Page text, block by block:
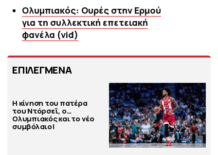
Ολυμπιακός: Ουρές στην Ερμού
για τη συλλεκτική επετειακή
φανέλα (vid)
ΕΠΙΛΕΓΜΕΝΑ
Η κίνηση του πατέρα
του Ντόρσεϊ, ο…
Ολυμπιακός και το νέο
συμβόλαιο!